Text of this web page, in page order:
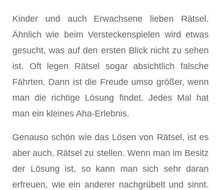
Kinder und auch Erwachsene lieben Rätsel.
Ähnlich wie beim Versteckenspielen wird etwas
gesucht, was auf den ersten Blick nicht zu sehen
ist. Oft legen Rätsel sogar absichtlich falsche
Fährten. Dann ist die Freude umso größer, wenn
man die richtige Lösung findet. Jedes Mal hat
man ein kleines Aha-Erlebnis.
Genauso schön wie das Lösen von Rätsel, ist es
aber auch, Rätsel zu stellen. Wenn man im Besitz
der Lösung ist, so kann man sich sehr daran
erfreuen, wie ein anderer nachgrübelt und sinnt.